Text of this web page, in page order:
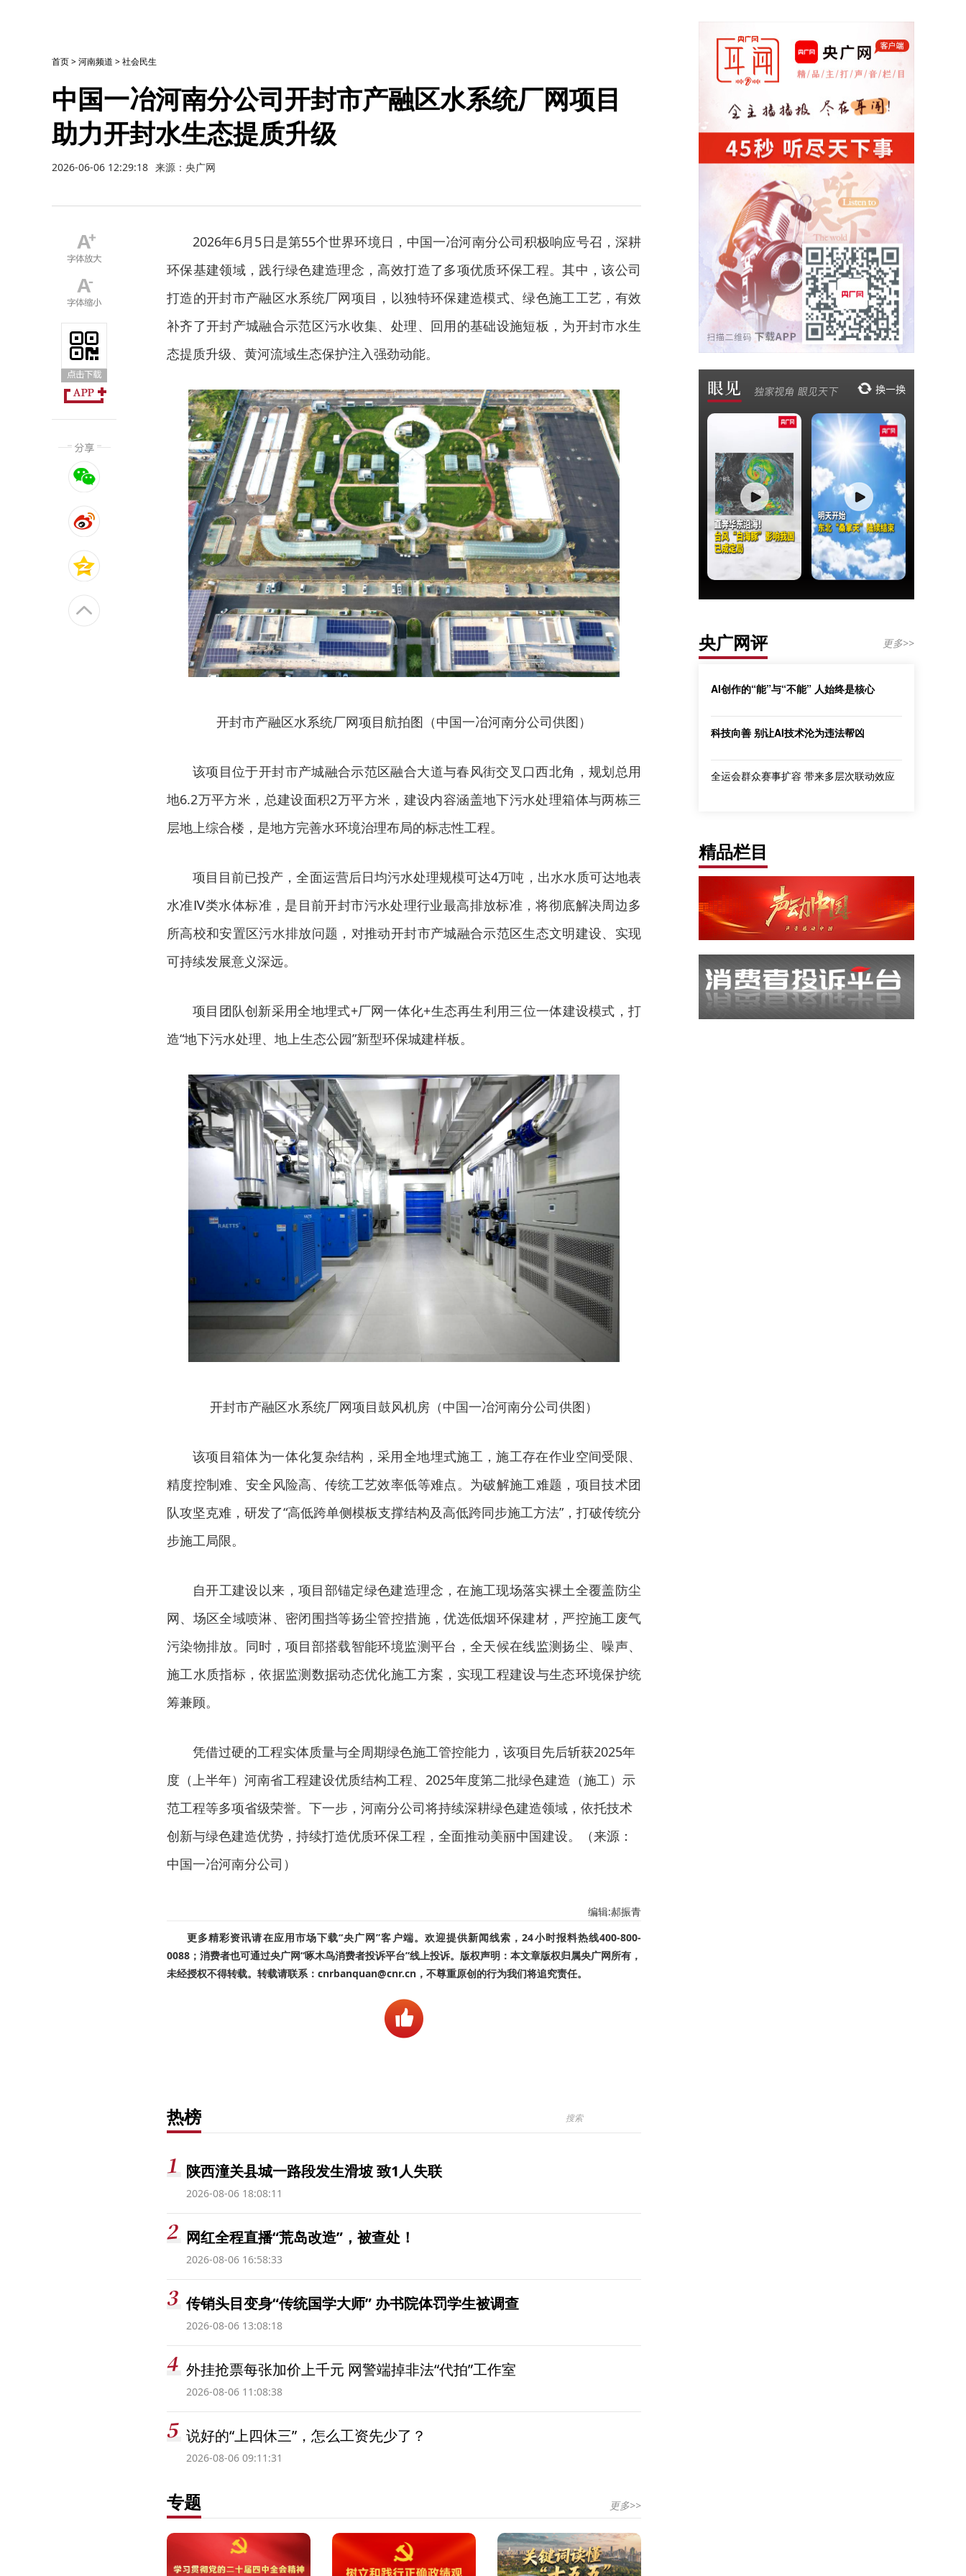
首页>河南频道 >社会民生
中国一冶河南分公司开封市产融区水系统厂网项目
助力开封水生态提质升级
2026-06-06 12:29:18 来源：央广网
2026年6月5日是第55个世界环境日，中国一冶河南分公司积极响应号召，深耕
环保基建领域，践行绿色建造理念，高效打造了多项优质环保工程。其中，该公司
打造的开封市产融区水系统厂网项目，以独特环保建造模式、绿色施工工艺，有效
补齐了开封产城融合示范区污水收集、处理、回用的基础设施短板，为开封市水生
态提质升级、黄河流域生态保护注入强劲动能。
开封市产融区水系统厂网项目航拍图（中国一冶河南分公司供图）
该项目位于开封市产城融合示范区融合大道与春风街交叉口西北角，规划总用
地6.2万平方米，总建设面积2万平方米，建设内容涵盖地下污水处理箱体与两栋三
层地上综合楼，是地方完善水环境治理布局的标志性工程。
项目目前已投产，全面运营后日均污水处理规模可达4万吨，出水水质可达地表
水准Ⅳ类水体标准，是目前开封市污水处理行业最高排放标准，将彻底解决周边多
所高校和安置区污水排放问题，对推动开封市产城融合示范区生态文明建设、实现
可持续发展意义深远。
项目团队创新采用全地埋式+厂网一体化+生态再生利用三位一体建设模式，打
造“地下污水处理、地上生态公园”新型环保城建样板。
开封市产融区水系统厂网项目鼓风机房（中国一冶河南分公司供图）
该项目箱体为一体化复杂结构，采用全地埋式施工，施工存在作业空间受限、
精度控制难、安全风险高、传统工艺效率低等难点。为破解施工难题，项目技术团
队攻坚克难，研发了“高低跨单侧模板支撑结构及高低跨同步施工方法”，打破传统分
步施工局限。
自开工建设以来，项目部锚定绿色建造理念，在施工现场落实裸土全覆盖防尘
网、场区全域喷淋、密闭围挡等扬尘管控措施，优选低烟环保建材，严控施工废气
污染物排放。同时，项目部搭载智能环境监测平台，全天候在线监测扬尘、噪声、
施工水质指标，依据监测数据动态优化施工方案，实现工程建设与生态环境保护统
筹兼顾。
凭借过硬的工程实体质量与全周期绿色施工管控能力，该项目先后斩获2025年
度（上半年）河南省工程建设优质结构工程、2025年度第二批绿色建造（施工）示
范工程等多项省级荣誉。下一步，河南分公司将持续深耕绿色建造领域，依托技术
创新与绿色建造优势，持续打造优质环保工程，全面推动美丽中国建设。（来源：
中国一冶河南分公司）
编辑:郝振青
更多精彩资讯请在应用市场下载“央广网”客户端。欢迎提供新闻线索，24小时报料热线400-800-
0088；消费者也可通过央广网“啄木鸟消费者投诉平台”线上投诉。版权声明：本文章版权归属央广网所有，
未经授权不得转载。转载请联系：cnrbanquan@cnr.cn，不尊重原创的行为我们将追究责任。
热榜
陕西潼关县城一路段发生滑坡 致1人失联
2026-08-06 18:08:11
网红全程直播“荒岛改造”，被查处！
2026-08-06 16:58:33
传销头目变身“传统国学大师” 办书院体罚学生被调查
2026-08-06 13:08:18
外挂抢票每张加价上千元 网警端掉非法“代拍”工作室
2026-08-06 11:08:38
说好的“上四休三”，怎么工资先少了？
2026-08-06 09:11:31
专题 更多>>
央广网评 更多>>
AI创作的“能”与“不能” 人始终是核心
科技向善 别让AI技术沦为违法帮凶
全运会群众赛事扩容 带来多层次联动效应
精品栏目